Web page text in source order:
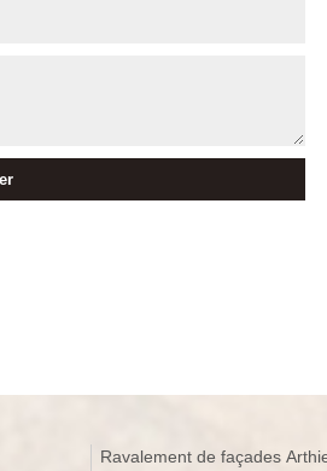
Ravalement de façades